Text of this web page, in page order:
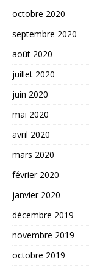
octobre 2020
septembre 2020
août 2020
juillet 2020
juin 2020
mai 2020
avril 2020
mars 2020
février 2020
janvier 2020
décembre 2019
novembre 2019
octobre 2019